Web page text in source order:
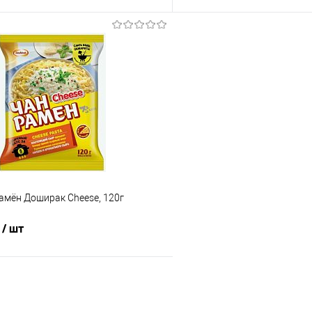
80.75 ₽ / шт
от 50 000 ₽
76.50 ₽ / шт
от 250 000 ₽
позиции будет указана в корзине и
скидки учитывается общая сумма
Доширак Cheese, 120г
/ шт